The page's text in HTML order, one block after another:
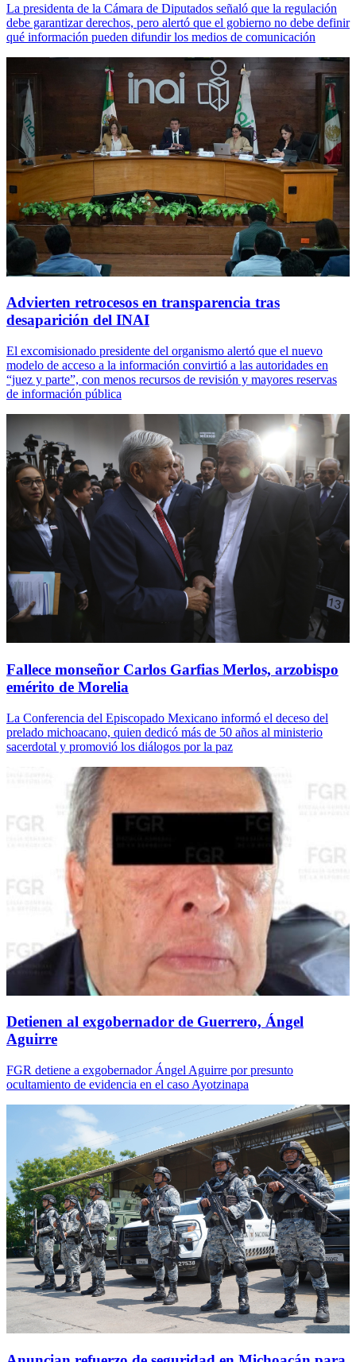
La presidenta de la Cámara de Diputados señaló que la regulación
debe garantizar derechos, pero alertó que el gobierno no debe definir
qué información pueden difundir los medios de comunicación
Advierten retrocesos en transparencia tras
desaparición del INAI
El excomisionado presidente del organismo alertó que el nuevo
modelo de acceso a la información convirtió a las autoridades en
“juez y parte”, con menos recursos de revisión y mayores reservas
de información pública
Fallece monseñor Carlos Garfias Merlos, arzobispo
emérito de Morelia
La Conferencia del Episcopado Mexicano informó el deceso del
prelado michoacano, quien dedicó más de 50 años al ministerio
sacerdotal y promovió los diálogos por la paz
Detienen al exgobernador de Guerrero, Ángel
Aguirre
FGR detiene a exgobernador Ángel Aguirre por presunto
ocultamiento de evidencia en el caso Ayotzinapa